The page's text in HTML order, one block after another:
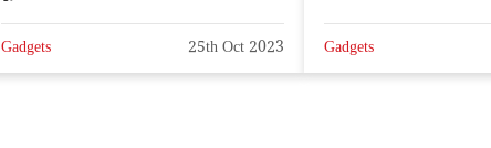
Gadgets 25th Oct 2023 Gadgets